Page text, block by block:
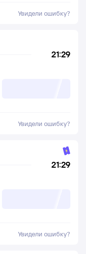
Увидели ошибку?
21:29
Увидели ошибку?
21:29
Увидели ошибку?